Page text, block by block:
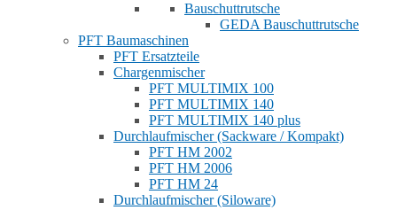
Bauschuttrutsche
GEDA Bauschuttrutsche
PFT Baumaschinen
PFT Ersatzteile
Chargenmischer
PFT MULTIMIX 100
PFT MULTIMIX 140
PFT MULTIMIX 140 plus
Durchlaufmischer (Sackware / Kompakt)
PFT HM 2002
PFT HM 2006
PFT HM 24
Durchlaufmischer (Siloware)